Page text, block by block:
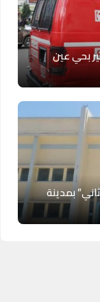
بحي عين
بمدينة